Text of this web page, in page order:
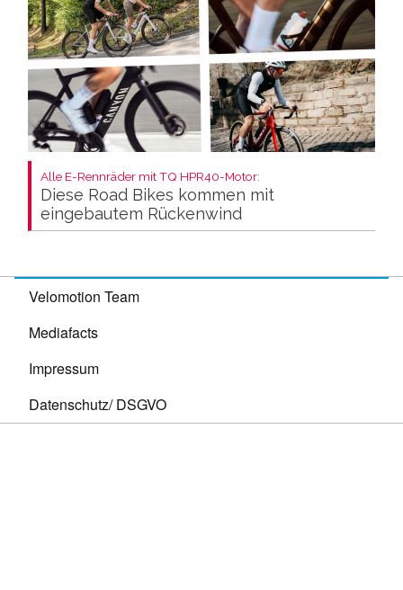
Alle E-Rennräder mit TQ HPR40-Motor:
Diese Road Bikes kommen mit
eingebautem Rückenwind
Velomotion Team
Mediafacts
Impressum
Datenschutz/ DSGVO